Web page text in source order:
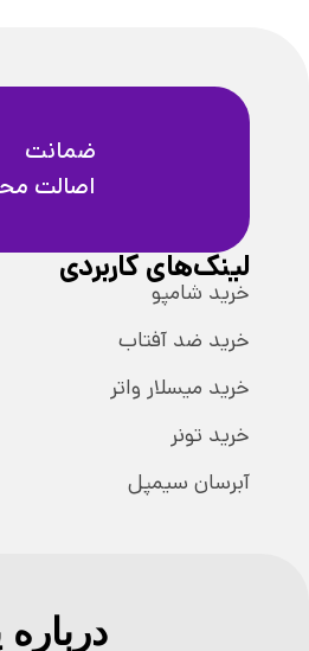
ضمانت
اصالت
لینک‌های کاربردی
خرید شامپو
خرید ضد آفتاب
خرید میسلار واتر
خرید تونر
آبرسان سیمپل
درباره